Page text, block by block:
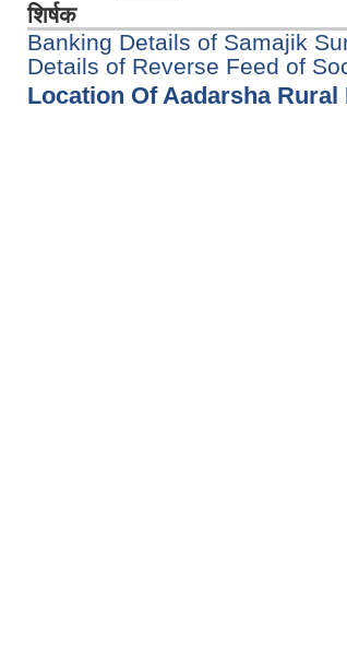
शिर्षक
Banking Details of Samajik
Details of Reverse Feed of
Location Of Aadarsha